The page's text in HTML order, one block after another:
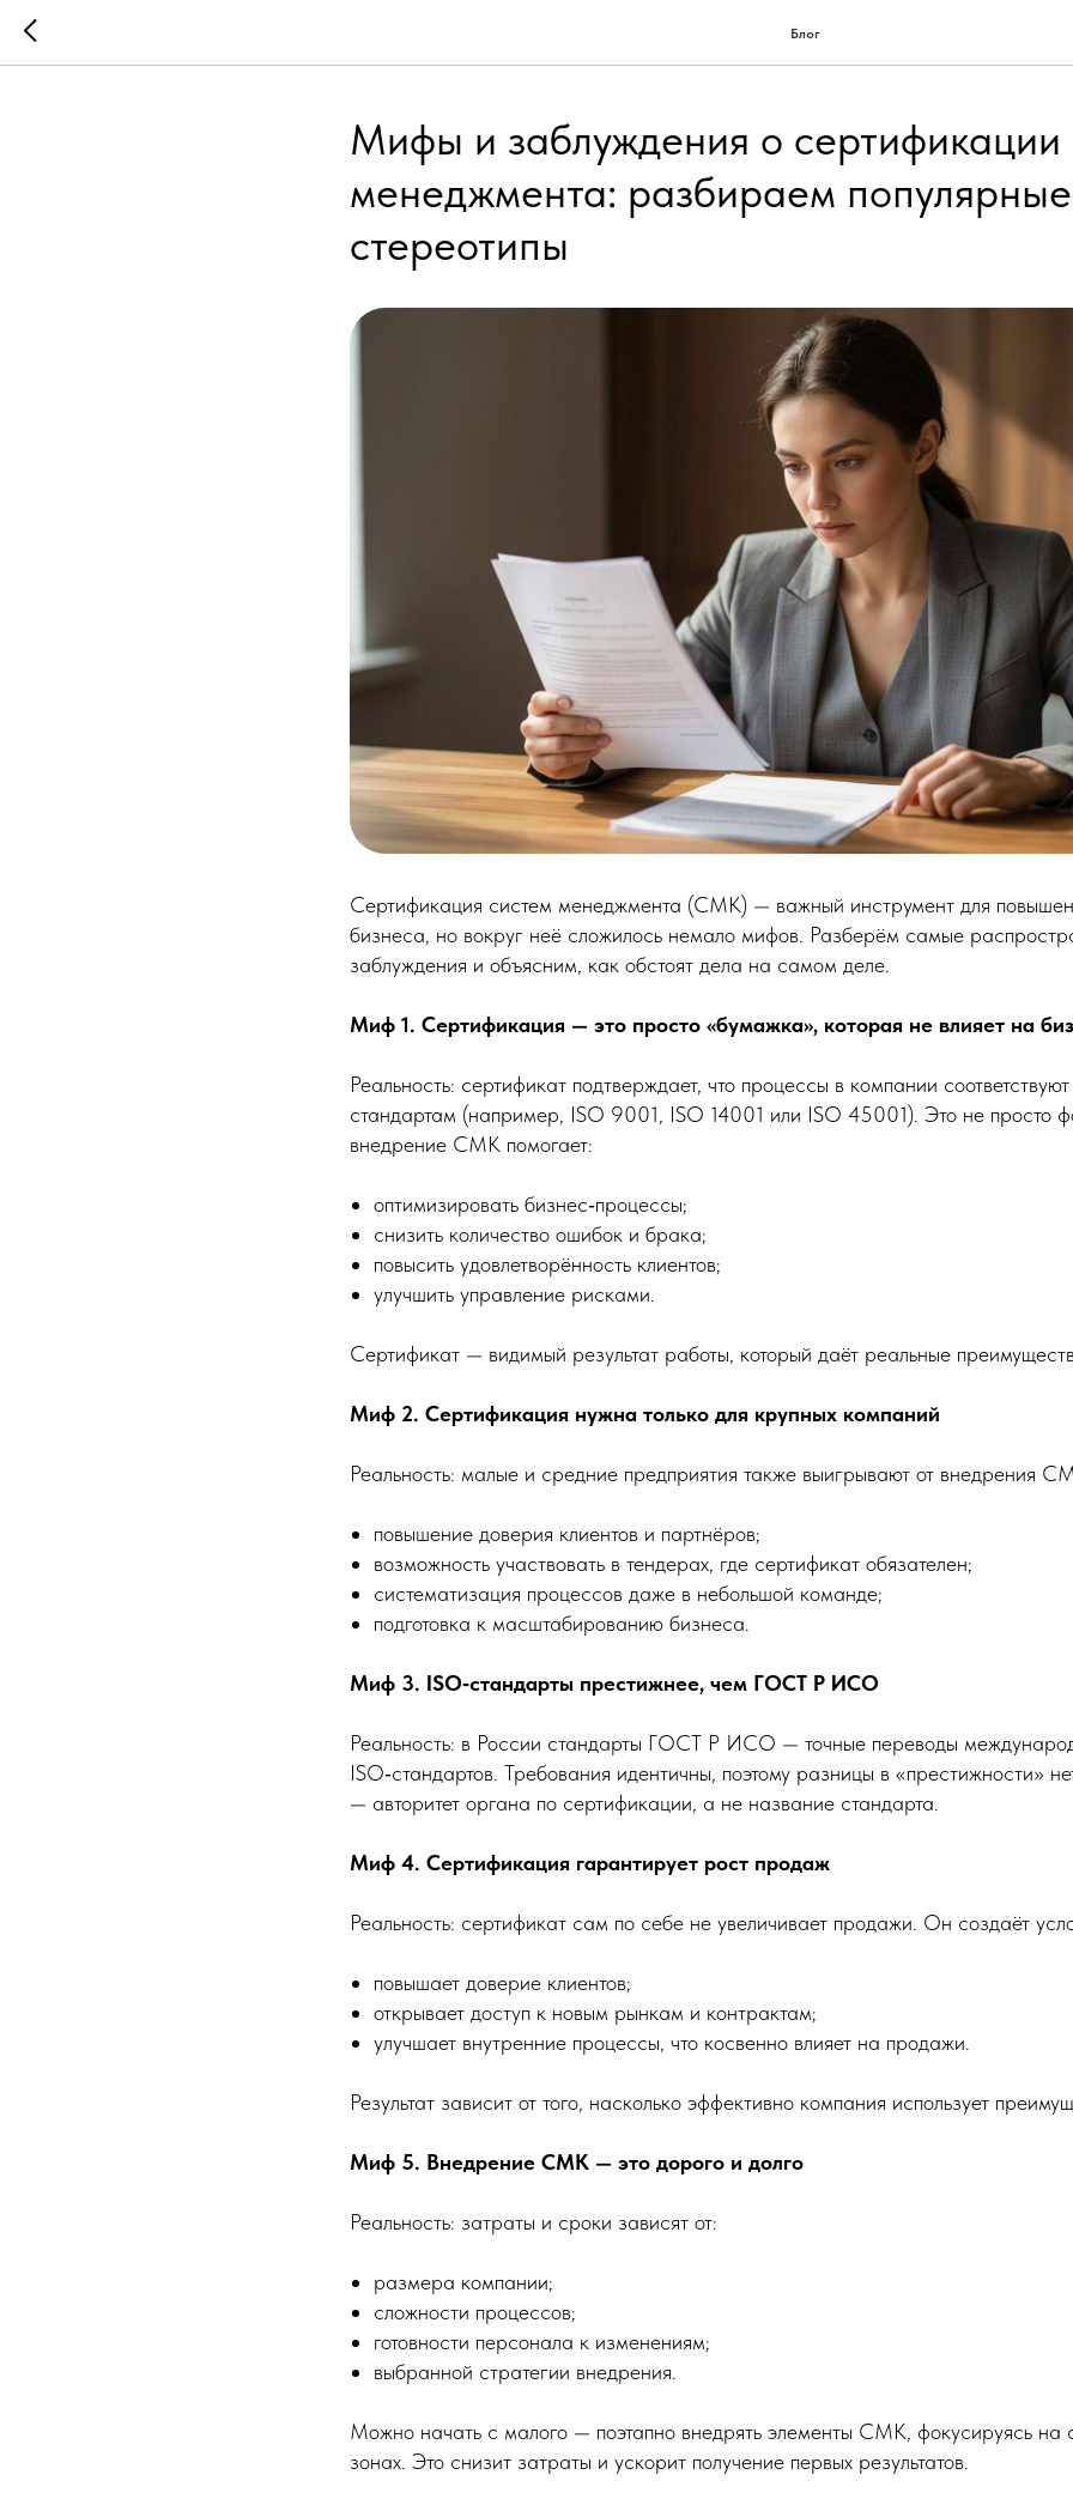
Блог
Мифы и заблуждения о сертификации
менеджмента: разбираем популярные
стереотипы
Сертификация систем менеджмента (СМК) — важный инструмент для
бизнеса, но вокруг неё сложилось немало мифов. Разберём самые
заблуждения и объясним, как обстоят дела на самом деле.
Миф 1. Сертификация — это просто «бумажка», которая не влияет на
Реальность: сертификат подтверждает, что процессы в компании
стандартам (например, ISO 9001, ISO 14001 или ISO 45001). Это не просто
внедрение СМК помогает:
оптимизировать бизнес‑процессы;
снизить количество ошибок и брака;
повысить удовлетворённость клиентов;
улучшить управление рисками.
Сертификат — видимый результат работы, который даёт реальные
Миф 2. Сертификация нужна только для крупных компаний
Реальность: малые и средние предприятия также выигрывают от внедрения
повышение доверия клиентов и партнёров;
возможность участвовать в тендерах, где сертификат обязателен;
систематизация процессов даже в небольшой команде;
подготовка к масштабированию бизнеса.
Миф 3. ISO‑стандарты престижнее, чем ГОСТ Р ИСО
Реальность: в России стандарты ГОСТ Р ИСО — точные переводы
ISO‑стандартов. Требования идентичны, поэтому разницы в «престижности»
— авторитет органа по сертификации, а не название стандарта.
Миф 4. Сертификация гарантирует рост продаж
Реальность: сертификат сам по себе не увеличивает продажи. Он создаёт
повышает доверие клиентов;
открывает доступ к новым рынкам и контрактам;
улучшает внутренние процессы, что косвенно влияет на продажи.
Результат зависит от того, насколько эффективно компания использует
Миф 5. Внедрение СМК — это дорого и долго
Реальность: затраты и сроки зависят от:
размера компании;
сложности процессов;
готовности персонала к изменениям;
выбранной стратегии внедрения.
Можно начать с малого — поэтапно внедрять элементы СМК, фокусируясь на
зонах. Это снизит затраты и ускорит получение первых результатов.